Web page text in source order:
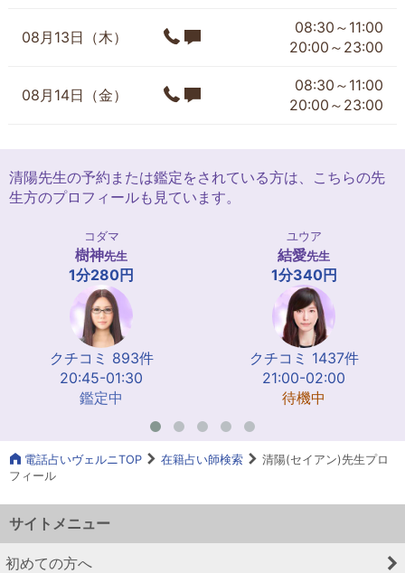
08月13日（木）
08:30～11:00
20:00～23:00
08月14日（金）
08:30～11:00
20:00～23:00
清陽先生の予約または鑑定をされている方は、こちらの先
生方のプロフィールも見ています。
コダマ
樹神先生
1分280円
クチコミ 893件
20:45-01:30
鑑定中
ユウア
結愛先生
1分340円
クチコミ 1437件
21:00-02:00
待機中
電話占いヴェルニTOP 在籍占い師検索
清陽(セイアン)先生プロ
フィール
サイトメニュー
初めての方へ